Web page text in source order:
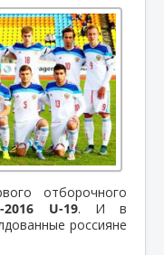
отборочного
U-19. И в
россияне